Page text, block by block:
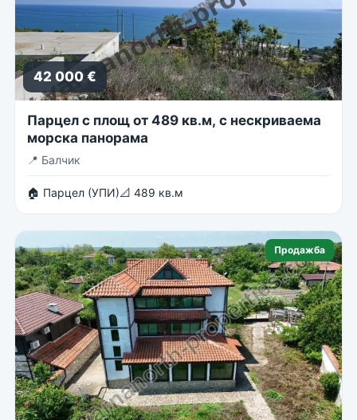
42 000 €
Парцел с площ от 489 кв.м, с нескриваема
морска панорама
📍 Балчик
🏠 Парцел (УПИ)📐 489 кв.м
Продажба